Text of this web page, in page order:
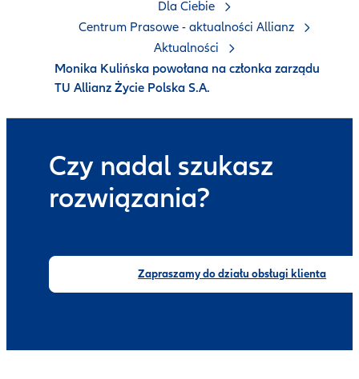
Czy nadal szukasz
rozwiązania?
Zapraszamy do działu obsługi klienta
Dla Ciebie
Centrum Prasowe - aktualności Allianz
Aktualności
Monika Kulińska powołana na członka zarządu
TU Allianz Życie Polska S.A.